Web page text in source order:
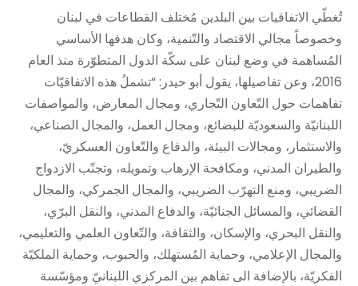
تُغطّي الاتفاقيات بين البلدين مُختلف القطاعات في لبنان
وخصوصاً مجالي الاقتصاد والتّنمية، وكان هدفها الأساسي
المُساهمة في وضع لبنان على سكّة الدول المتطوّرة منذ العام
2016، وعن تفاصيلها، يقول أبو حيدر: “تشملُ هذه الاتفاقيّات
تفاهمات حول التّعاون التّجاري، ومجال المعارض، والمواصفات
اللبنانيّة والسعوديّة للبضائع، ومجال العمل، والمجال الصناعي،
والاستثمار، ومجالات البيئة، والدفاع والتّعاون العسكريّ،
والطيران المدني، ومكافحة الإرهاب وتمويله، وتجنّب الازدواج
الضريبي، ومنع التهرّب الضريبي، والمجال الجمركي، والمجال
القضائي، والمسائل الجنائيّة، والدفاع المدني، والنقل البرّي،
والنقل البحري، والإسكان، والثقافة، والتّعاون العلمي والتعليمي،
والمجال الإعلامي، وحماية المُستهلك، والحبوب، وحماية الملكيّة
الفكريّة، بالإضافة الى تفاهم بين المركزي اللبنانيّ ومؤسّسة